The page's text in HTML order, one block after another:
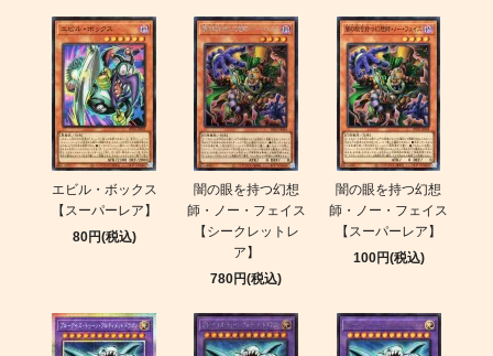
エビル・ボックス
【スーパーレア】
80円(税込)
闇の眼を持つ幻想
師・ノー・フェイス
【シークレットレ
ア】
780円(税込)
闇の眼を持つ幻想
師・ノー・フェイス
【スーパーレア】
100円(税込)